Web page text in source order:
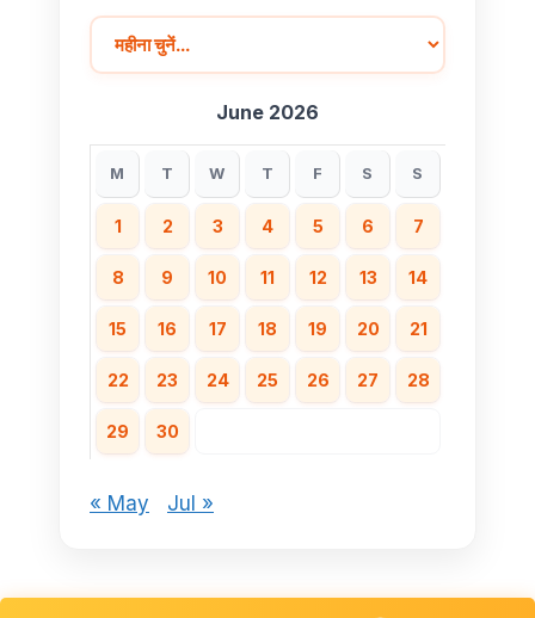
June 2026
M T W T F S S
1 2 3 4 5 6 7
8 9 10 11 12 13 14
15 16 17 18 19 20 21
22 23 24 25 26 27 28
29 30
« May Jul »